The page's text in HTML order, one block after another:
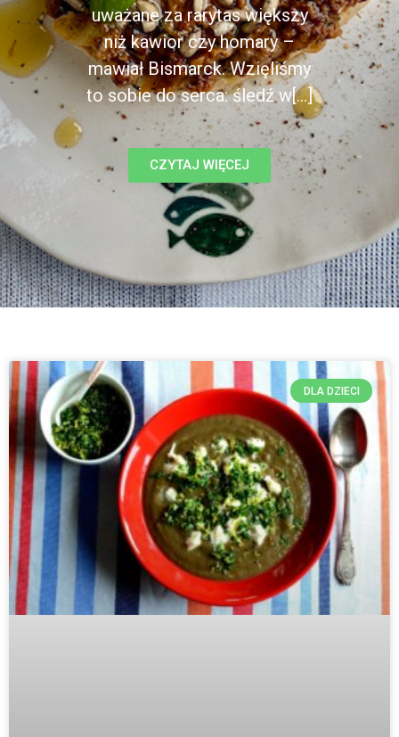
uważane za rarytas większy
niż kawior czy homary –
mawiał Bismarck. Wzięliśmy
to sobie do serca: śledź w[...]
CZYTAJ WIĘCEJ
DLA DZIECI